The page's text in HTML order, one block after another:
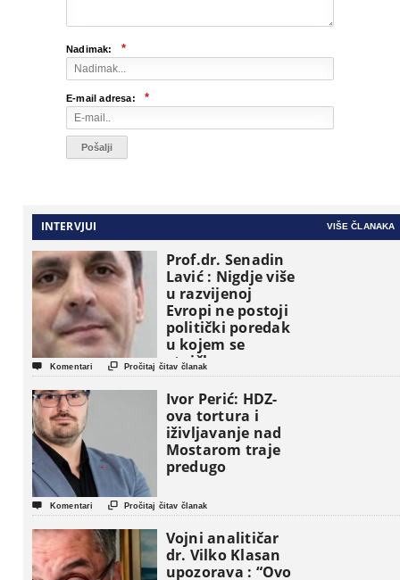
Nadimak: *
E-mail adresa: *
INTERVJUI VIŠE ČLANAKA
Prof.dr. Senadin
Lavić : Nigdje više
u razvijenoj
Evropi ne postoji
politički poredak
u kojem se
etničke grupe
pojavljuju kao
osnovne
političke jedinice
 Komentari  Pročitaj čitav članak
Ivor Perić: HDZ-
ova tortura i
iživljavanje nad
Mostarom traje
predugo
 Komentari  Pročitaj čitav članak
Vojni analitičar
dr. Vilko Klasan
upozorava : “Ovo